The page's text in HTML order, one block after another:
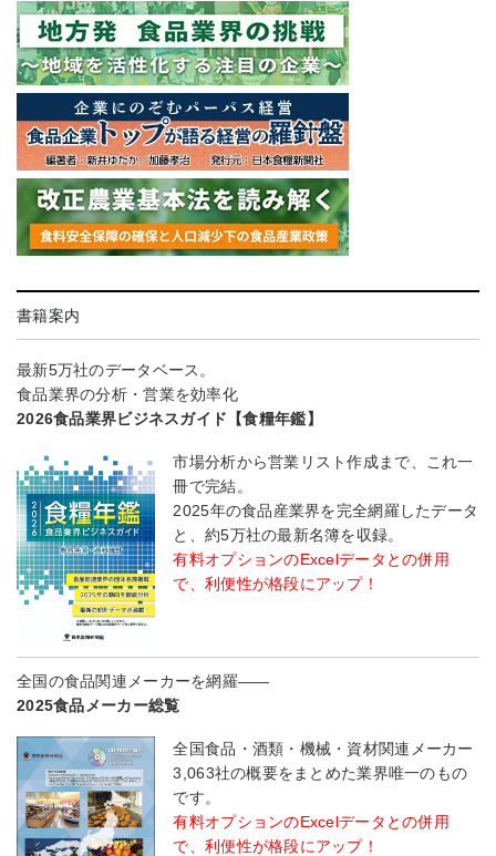
書籍案内
最新5万社のデータベース。
食品業界の分析・営業を効率化
2026食品業界ビジネスガイド【食糧年鑑】
市場分析から営業リスト作成まで、これ一
冊で完結。
2025年の食品産業界を完全網羅したデータ
と、約5万社の最新名簿を収録。
有料オプションのExcelデータとの併用
で、利便性が格段にアップ！
全国の食品関連メーカーを網羅――
2025食品メーカー総覧
全国食品・酒類・機械・資材関連メーカー
3,063社の概要をまとめた業界唯一のもの
です。
有料オプションのExcelデータとの併用
で、利便性が格段にアップ！